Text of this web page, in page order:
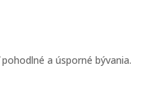
a úsporné bývania.